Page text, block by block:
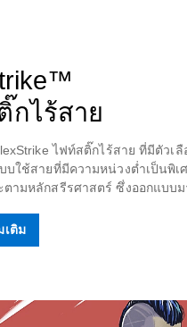
กไร้สาย
ไฟท์สติ๊กไร้สาย ที่มีตัวเลื
บใช้สายที่มีความหน่วงต่ำเป็นพิเ
ามหลักสรีรศาสตร์ ซึ่งออกแบบม
เติม